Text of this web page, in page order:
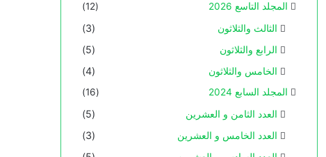
المجلد التاسع 2026 (12)
الثالث والثلاثون
(3)
الرابع والثلاثون
(5)
الخامس والثلاثون
(4)
المجلد السابع 2024 (16)
العدد الثامن و العشرين
(5)
العدد الخامس و العشرين
(3)